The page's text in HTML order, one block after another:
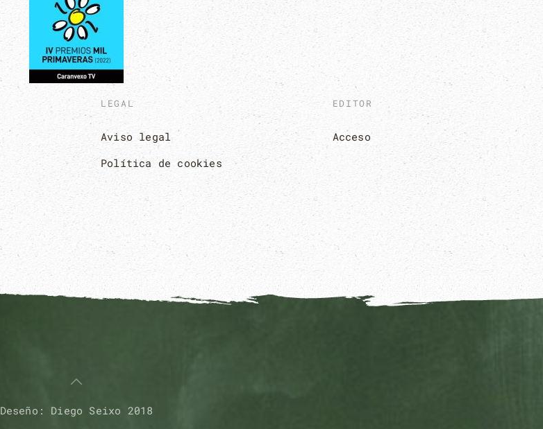
LEGAL
Aviso legal
Política de cookies
EDITOR
Acceso
Deseño: Diego Seixo 2018